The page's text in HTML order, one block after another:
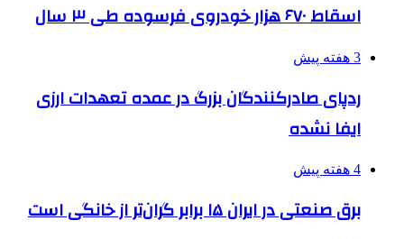
اسقاط ۶۷۰ هزار خودروی فرسوده طی ۳ سال
3 هفته پیش
ردپای صادرکنندگان بزرگ در عمده تعهدات ارزی
ایفا نشده
4 هفته پیش
برق صنعتی در ایران ۱۵ برابر گران‌تر از خانگی است